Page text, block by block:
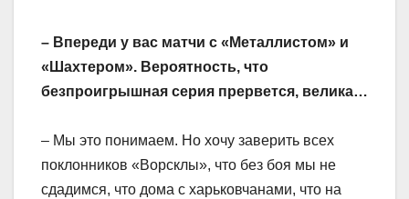
– Впереди у вас матчи с «Металлистом» и
«Шахтером». Вероятность, что
безпроигрышная серия прервется, велика…
– Мы это понимаем. Но хочу заверить всех
поклонников «Ворсклы», что без боя мы не
сдадимся, что дома с харьковчанами, что на